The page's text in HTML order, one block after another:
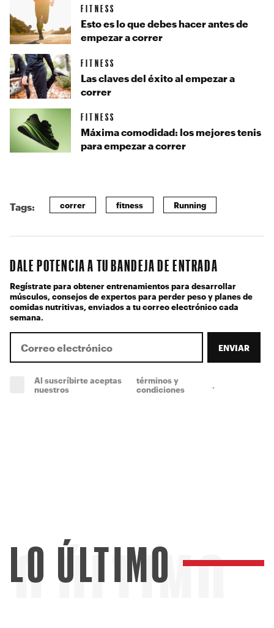
FITNESS
Esto es lo que debes hacer antes de
empezar a correr
FITNESS
Las claves del éxito al empezar a
correr
FITNESS
Máxima comodidad: los mejores tenis
para empezar a correr
Tags: correr fitness Running
DALE POTENCIA A TU BANDEJA DE ENTRADA
Regístrate para obtener entrenamientos para desarrollar
músculos, consejos de expertos para perder peso y planes de
comidas nutritivas, enviados a tu correo electrónico cada
semana.
ENVIAR
Al suscríbirte aceptas
nuestros
términos y
condiciones
ÚLTIMO
LO ÚLTIMO